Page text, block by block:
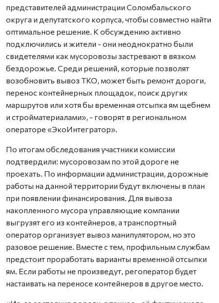
представителей администрации Соломбальского
округа и депутатского корпуса, чтобы совместно найти
оптимальное решение. К обсуждению активно
подключились и жители - они неоднократно были
свидетелями как мусоровозы застревают в вязком
бездорожье. Среди решений, которые позволят
возобновить вывоз ТКО, может быть ремонт дороги,
перенос контейнерных площадок, поиск других
маршрутов или хотя бы временная отсыпка ям щебнем
и стройматериалами», - говорят в региональном
операторе «ЭкоИнтегратор».
По итогам обследования участники комиссии
подтвердили: мусоровозам по этой дороге не
проехать. По информации администрации, дорожные
работы на данной территории будут включены в план
при появлении финансирования. Для вывоза
накопленного мусора управляющие компании
выгрузят его из контейнеров, а транспортный
оператор организует вывоз манипулятором, но это
разовое решение. Вместе с тем, профильным службам
предстоит проработать варианты временной отсыпки
ям. Если работы не произведут, регоператор будет
настаивать на переносе контейнеров в другое место.